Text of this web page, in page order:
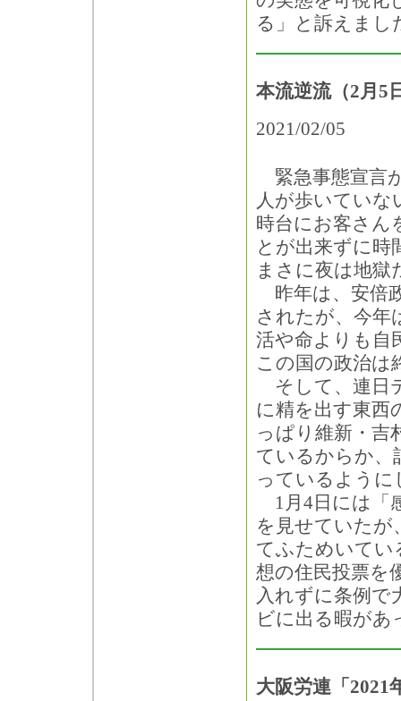
る」と訴えまし
本流逆流（2月5
2021/02/05
緊急事態宣言
人が歩いていな
時台にお客さん
とが出来ずに時
まさに夜は地獄
昨年は、安倍
されたが、今年
活や命よりも自
この国の政治は
そして、連日
に精を出す東西
っぱり維新・吉
ているからか、
っているよう
1月4日には「
を見せていたが
てふためいてい
想の住民投票を
入れずに条例で
ビに出る暇が
大阪労連「2021